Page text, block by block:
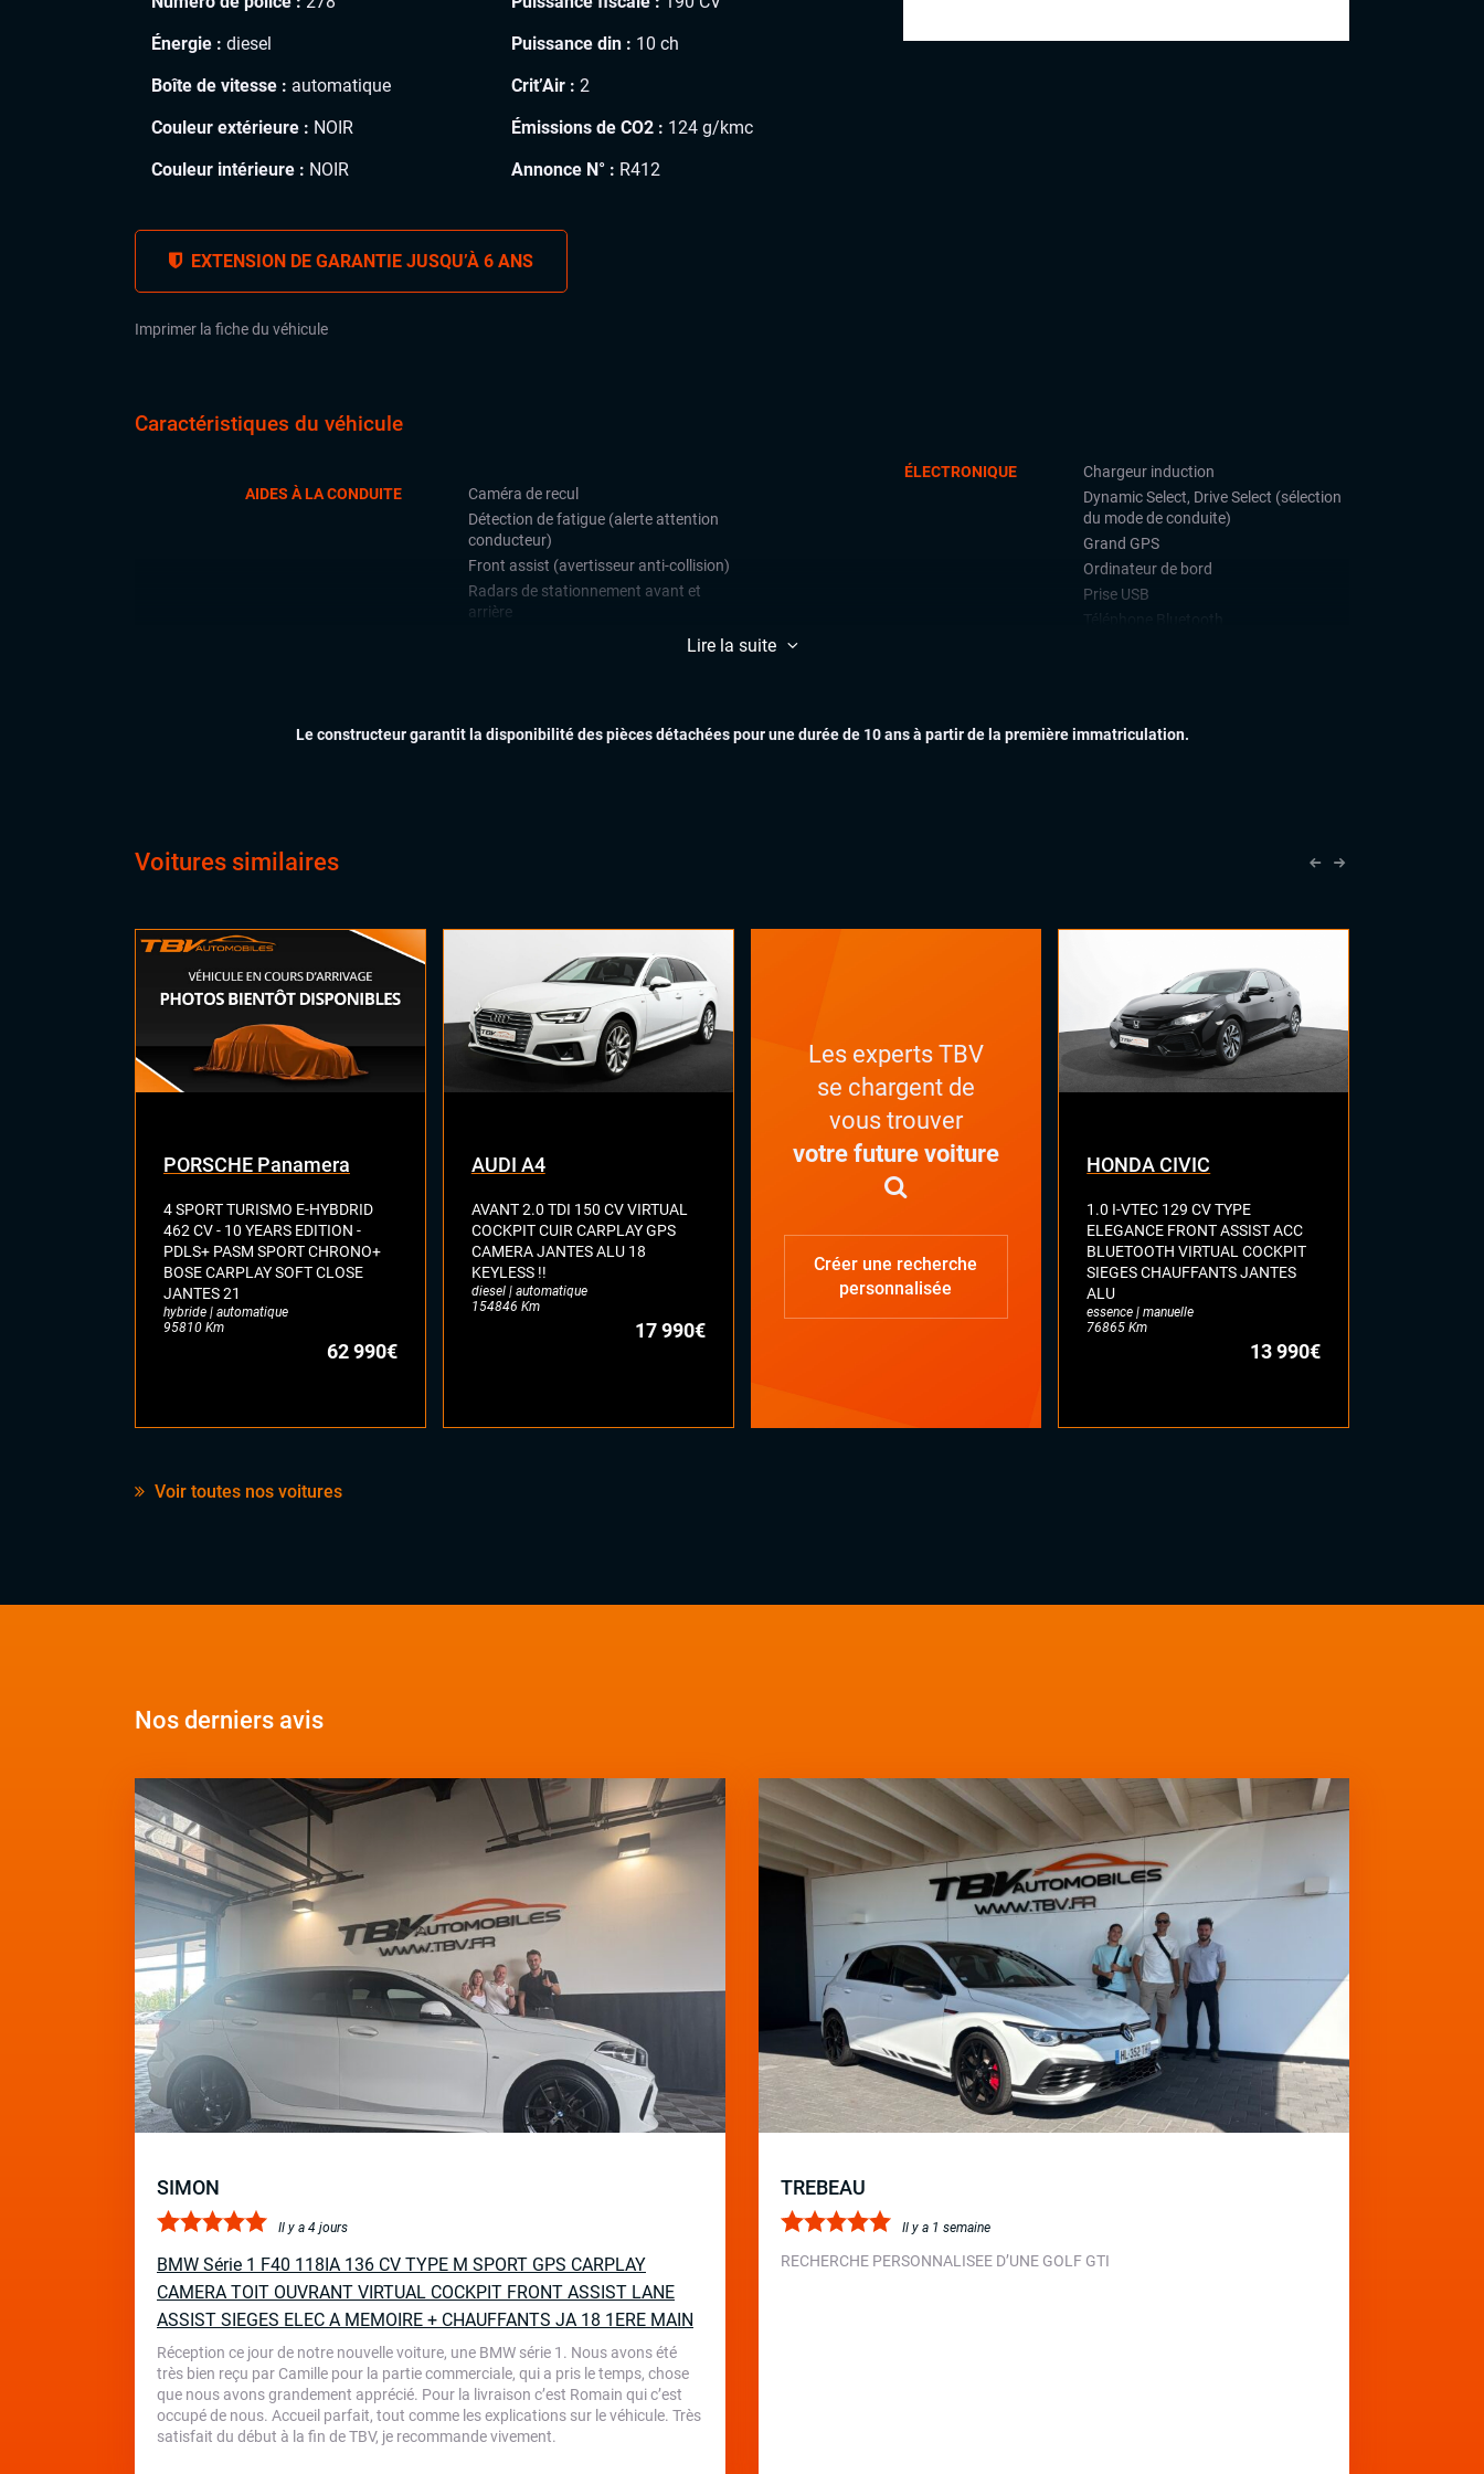
Énergie : diesel
Boîte de vitesse : automatique
Couleur extérieure : NOIR
Couleur intérieure : NOIR
Puissance din : 10 ch
Crit’Air : 2
Émissions de CO2 : 124 g/kmc
Annonce N° : R412
EXTENSION DE GARANTIE JUSQU’À 6 ANS
Imprimer la fiche du véhicule
Caractéristiques du véhicule
AIDES À LA CONDUITE
Caméra de recul
Détection de fatigue (alerte attention
conducteur)
Front assist (avertisseur anti-collision)
Radars de stationnement avant et
arrière
Essuie-glaces automatiques
ÉLECTRONIQUE
Chargeur induction
Dynamic Select, Drive Select (sélection
du mode de conduite)
Grand GPS
Ordinateur de bord
Prise USB
Téléphone Bluetooth
Toit ouvrant panoramique
Lire la suite
Le constructeur garantit la disponibilité des pièces détachées pour une durée de 10 ans à partir de la première immatriculation.
Voitures similaires
PORSCHE Panamera
4 SPORT TURISMO E-HYBDRID
462 CV - 10 YEARS EDITION -
PDLS+ PASM SPORT CHRONO+
BOSE CARPLAY SOFT CLOSE
JANTES 21
hybride | automatique
95810 Km
62 990€
AUDI A4
AVANT 2.0 TDI 150 CV VIRTUAL
COCKPIT CUIR CARPLAY GPS
CAMERA JANTES ALU 18
KEYLESS !!
diesel | automatique
154846 Km
17 990€
Les experts TBV
se chargent de
vous trouver
votre future voiture
Créer une recherche
personnalisée
HONDA CIVIC
1.0 I-VTEC 129 CV TYPE
ELEGANCE FRONT ASSIST ACC
BLUETOOTH VIRTUAL COCKPIT
SIEGES CHAUFFANTS JANTES
ALU
essence | manuelle
76865 Km
13 990€
Voir toutes nos voitures
Nos derniers avis
SIMON
Il y a 4 jours
BMW Série 1 F40 118IA 136 CV TYPE M SPORT GPS CARPLAY
CAMERA TOIT OUVRANT VIRTUAL COCKPIT FRONT ASSIST LANE
ASSIST SIEGES ELEC A MEMOIRE + CHAUFFANTS JA 18 1ERE MAIN
Réception ce jour de notre nouvelle voiture, une BMW série 1. Nous avons été
très bien reçu par Camille pour la partie commerciale, qui a pris le temps, chose
que nous avons grandement apprécié. Pour la livraison c’est Romain qui c’est
occupé de nous. Accueil parfait, tout comme les explications sur le véhicule. Très
satisfait du début à la fin de TBV, je recommande vivement.
TREBEAU
Il y a 1 semaine
RECHERCHE PERSONNALISEE D’UNE GOLF GTI